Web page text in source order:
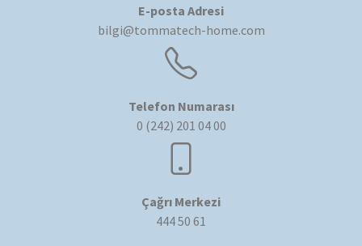
E-posta Adresi
bilgi@tommatech-home.com
Telefon Numarası
0 (242) 201 04 00
Çağrı Merkezi
444 50 61